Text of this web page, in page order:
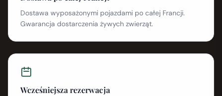
Dostawa wyposażonymi pojazdami po całej Francji.
Gwarancja dostarczenia żywych zwierząt.
Wcześniejsza rezerwacja